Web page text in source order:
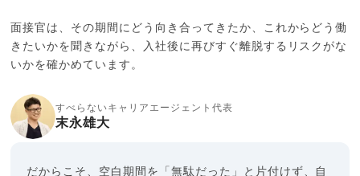
面接官は、その期間にどう向き合ってきたか、これからどう働
きたいかを聞きながら、入社後に再びすぐ離脱するリスクがな
いかを確かめています。
すべらないキャリアエージェント代表
末永雄大
だからこそ、空白期間を「無駄だった」と片付けず、自